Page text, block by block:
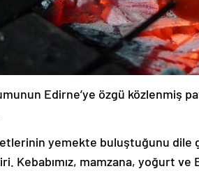
Edirne’ye özgü közlenmiş
yemekte buluştuğunu dile
Kebabımız, mamzana, yoğurt ve